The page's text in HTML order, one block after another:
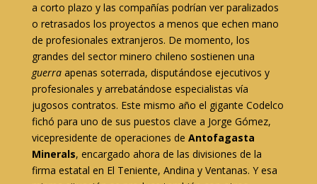
a corto plazo y las compañías podrían ver paralizados
o retrasados los proyectos a menos que echen mano
de profesionales extranjeros. De momento, los
grandes del sector minero chileno sostienen una
guerraapenas soterrada, disputándose ejecutivos y
profesionales y arrebatándose especialistas vía
jugosos contratos. Este mismo año el gigante Codelco
fichó para uno de sus puestos clave a Jorge Gómez,
vicepresidente de operaciones de Antofagasta
Minerals, encargado ahora de las divisiones de la
firma estatal en El Teniente, Andina y Ventanas. Y esa